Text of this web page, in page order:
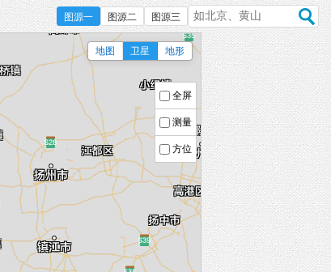
图源一 图源二 图源三
全屏
测量
方位
地图 卫星 地形